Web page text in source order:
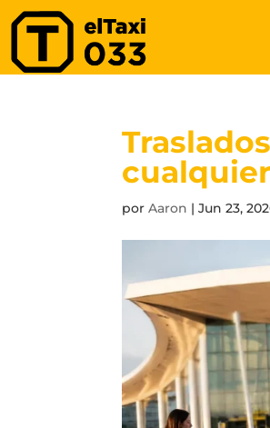
porAaron |Jun 23,